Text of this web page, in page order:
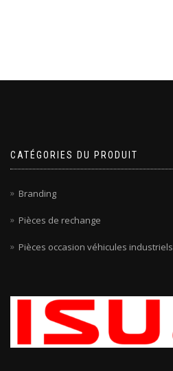
CATÉGORIES DU PRODUIT
Branding
Pièces de rechange
Pièces occasion véhicules industriels